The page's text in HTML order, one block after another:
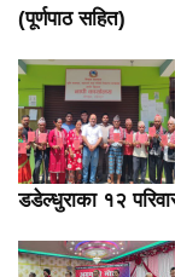
(पूर्णपाठ सहित)
डडेल्धुराका १२